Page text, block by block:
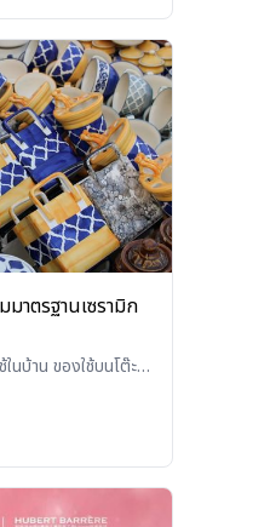
าตรฐานเซรามิก
ในบ้าน ของใช้บนโต๊ะ